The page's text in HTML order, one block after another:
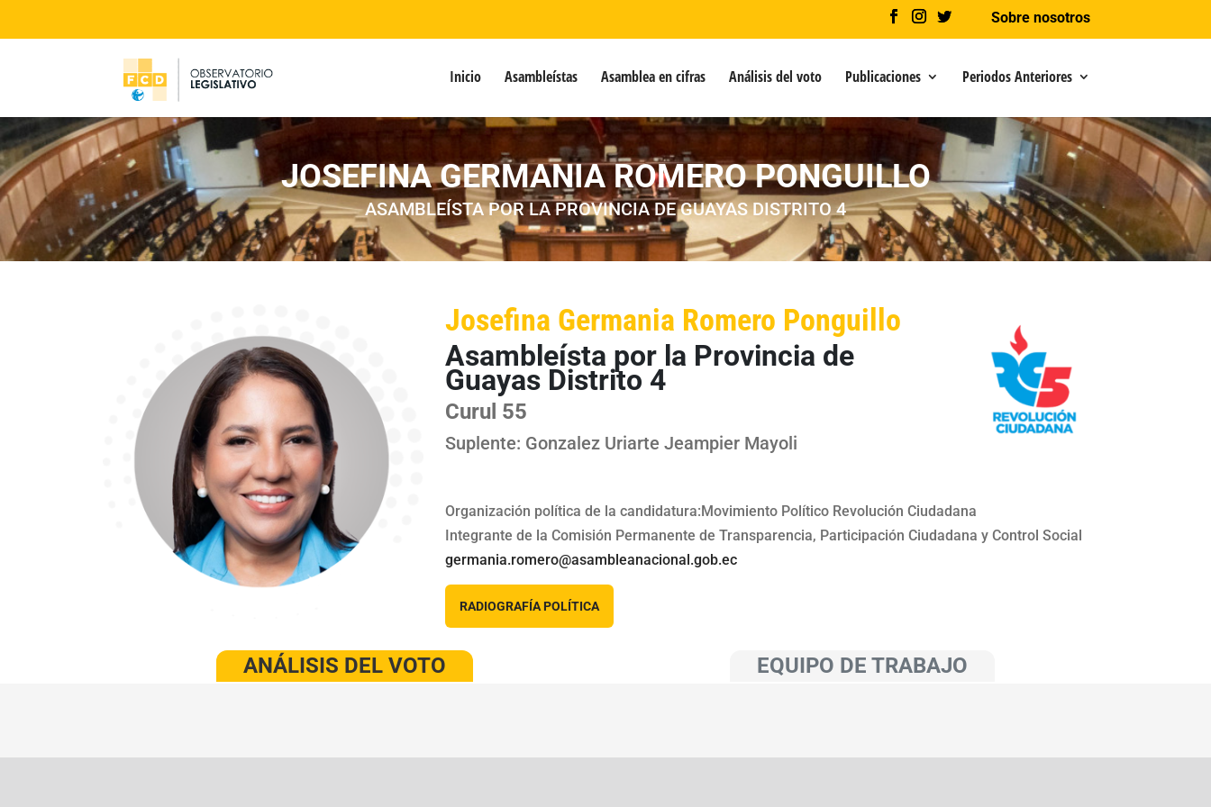
Sobre nosotros
Inicio Asambleístas Asamblea en cifras Análisis del voto Publicaciones Periodos Anteriores
JOSEFINA GERMANIA ROMERO PONGUILLO
ASAMBLEÍSTA POR LA PROVINCIA DE GUAYAS DISTRITO 4
Josefina Germania Romero Ponguillo
Asambleísta por la Provincia de
Guayas Distrito 4
Curul 55
Suplente: Gonzalez Uriarte Jeampier Mayoli
Organización política de la candidatura:Movimiento Político Revolución Ciudadana
Integrante de la Comisión Permanente de Transparencia, Participación Ciudadana y Control Social
germania.romero@asambleanacional.gob.ec
RADIOGRAFÍA POLÍTICA
ANÁLISIS DEL VOTO EQUIPO DE TRABAJO